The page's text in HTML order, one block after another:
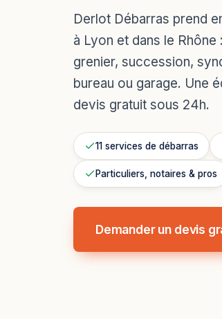
Derlot Débarras prend
à Lyon et dans le
grenier, succession,
bureau ou garage. Une
devis gratuit sous 24h.
11 services de débarras
Particuliers, notaires & pros
Demander un devis